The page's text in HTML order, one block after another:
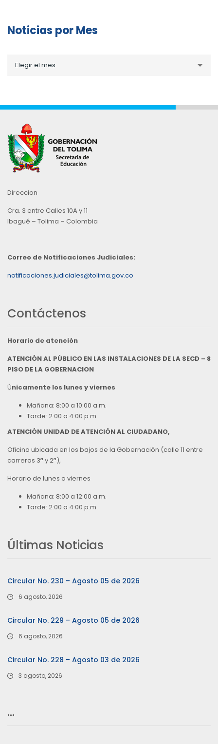
Noticias por Mes
porElegir el mes
Direccion
Cra. 3 entre Calles 10A y 11
Ibagué – Tolima – Colombia
Correo de Notificaciones Judiciales:
notificaciones.judiciales@tolima.gov.co
Contáctenos
Horario de atención
ATENCIÓN AL PÚBLICO EN LAS INSTALACIONES DE LA SECD – 8
PISO DE LA GOBERNACION
Únicamente los lunes y viernes
Mañana: 8:00 a 10:00 a.m.
Tarde: 2:00 a 4:00 p.m
ATENCIÓN UNIDAD DE ATENCIÓN AL CIUDADANO,
Oficina ubicada en los bajos de la Gobernación (calle 11 entre
carreras 3ª y 2ª),
Horario de lunes a viernes
Mañana: 8:00 a 12:00 a.m.
Tarde: 2:00 a 4:00 p.m
Últimas Noticias
Circular No. 230 – Agosto 05 de 2026
6 agosto, 2026
Circular No. 229 – Agosto 05 de 2026
6 agosto, 2026
Circular No. 228 – Agosto 03 de 2026
3 agosto, 2026
…